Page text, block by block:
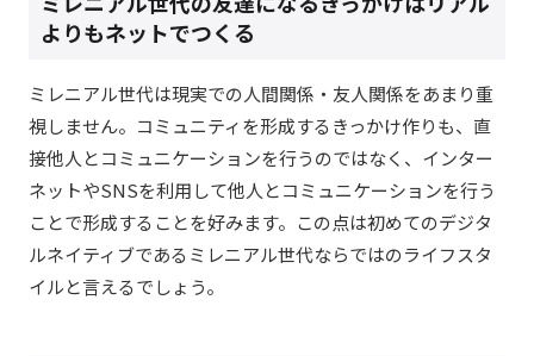
よりもネットでつくる
ミレニアル世代は現実での人間関係・友人関係をあまり重
視しません。コミュニティを形成するきっかけ作りも、直
接他人とコミュニケーションを行うのではなく、インター
ネットやSNSを利用して他人とコミュニケーションを行う
ことで形成することを好みます。この点は初めてのデジタ
ルネイティブであるミレニアル世代ならではのライフスタ
イルと言えるでしょう。